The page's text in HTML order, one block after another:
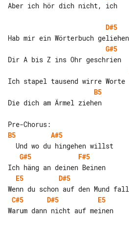
Aber ich hör dich nicht, ich
D#5
G#5
B5
Die dich am Ärmel ziehen
B5
A#5
G#5
F#5
E5
D#5
C#5
D#5
E5
Warum dann nicht auf meinen